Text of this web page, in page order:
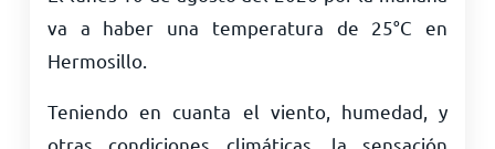
va a haber una temperatura de 25°C en
Hermosillo.
Teniendo en cuanta el viento, humedad, y
otras condiciones climáticas, la sensación